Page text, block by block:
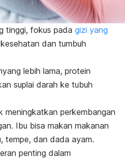
tinggi, fokus pada gizi yang
dan tumbuh
lebih lama, protein
suplai darah ke tubuh
meningkatkan perkembangan
Ibu bisa makan makanan
tempe, dan dada ayam.
penting dalam